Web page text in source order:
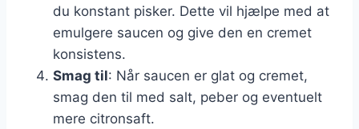
du konstant pisker. Dette vil hjælpe med at
emulgere saucen og give den en cremet
konsistens.
Smag til: Når saucen er glat og cremet,
smag den til med salt, peber og eventuelt
mere citronsaft.